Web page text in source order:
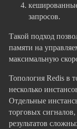
запросов.
Такой подход
памяти на
максимальную
Топология Redis в
несколько
Отдельные
торговых
результатов